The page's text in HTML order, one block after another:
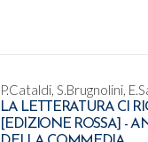
P.Cataldi, S.Brugnolini,
LA LETTERATURA CI
[EDIZIONE ROSSA] -